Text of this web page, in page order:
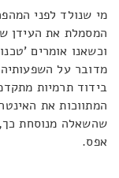
מי שנולד לפני
המסמלת את העידן
וכשאנו אומרים
מדובר על
בידוד תרמיות
המתווכות את
שהשאלה מנוסחת
אפס.